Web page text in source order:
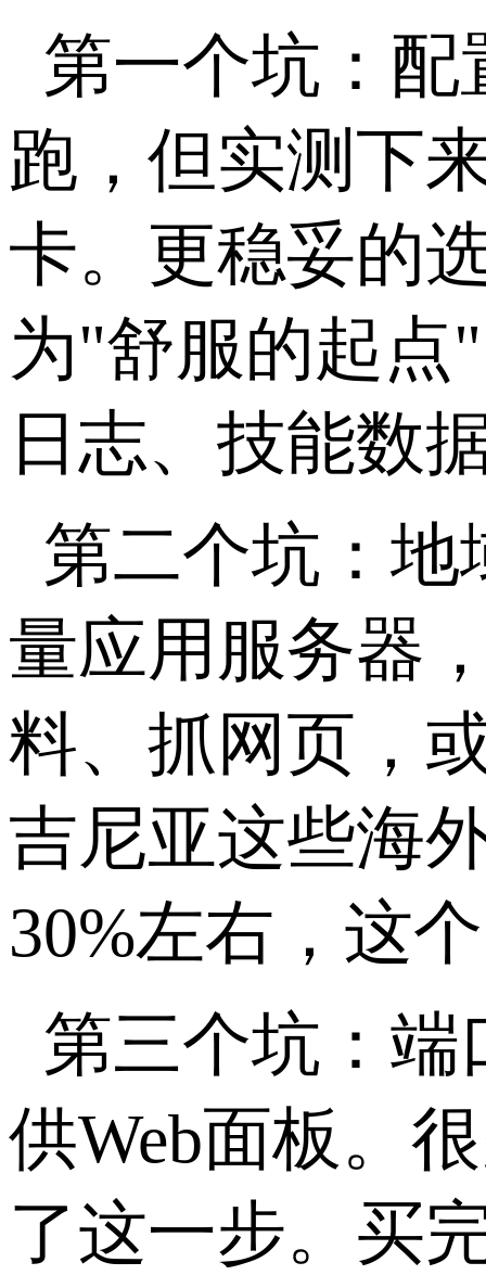
第一个坑：
跑，但实测下
卡。更稳妥的
为"舒服的起点"
日志、技能数
第二个坑：
量应用服务器
料、抓网页，
吉尼亚这些海
30%左右，这
第三个坑：端
供Web面板。
了这一步。买